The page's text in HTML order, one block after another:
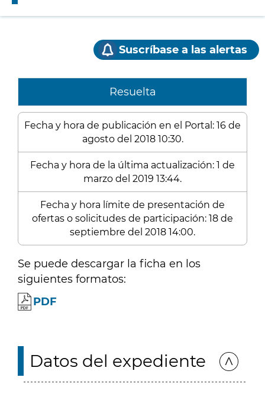
Suscríbase a las alertas
Resuelta
Fecha y hora de publicación en el Portal: 16 de
agosto del 2018 10:30.
Fecha y hora de la última actualización: 1 de
marzo del 2019 13:44.
Fecha y hora límite de presentación de
ofertas o solicitudes de participación: 18 de
septiembre del 2018 14:00.
Se puede descargar la ficha en los
siguientes formatos:
PDF
Datos del expediente